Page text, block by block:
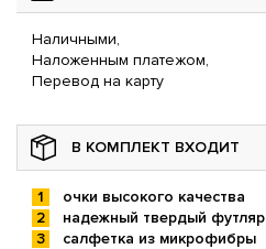
Наличными,
Наложенным платежом,
Перевод на карту
В КОМПЛЕКТ ВХОДИТ
очки высокого качества
надежный твердый футляр
салфетка из микрофибры